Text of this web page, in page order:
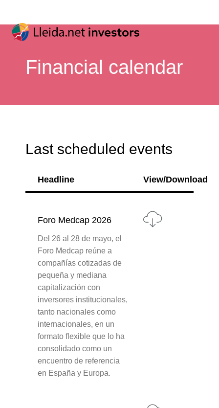
Financial calendar
Last scheduled events
Headline View/Download
Foro Medcap 2026
Del 26 al 28 de mayo, el
Foro Medcap reúne a
compañías cotizadas de
pequeña y mediana
capitalización con
inversores institucionales,
tanto nacionales como
internacionales, en un
formato flexible que lo ha
consolidado como un
encuentro de referencia
en España y Europa.